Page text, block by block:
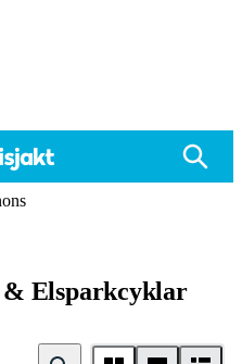
& Elsparkcyklar